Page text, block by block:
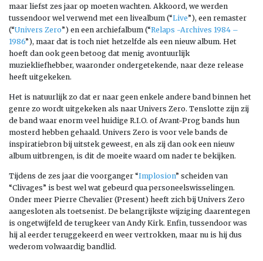
maar liefst zes jaar op moeten wachten. Akkoord, we werden
tussendoor wel verwend met een livealbum (“Live”), een remaster
(“Univers Zero”) en een archiefalbum (“Relaps -Archives 1984 –
1986”), maar dat is toch niet hetzelfde als een nieuw album. Het
hoeft dan ook geen betoog dat menig avontuurlijk
muziekliefhebber, waaronder ondergetekende, naar deze release
heeft uitgekeken.
Het is natuurlijk zo dat er naar geen enkele andere band binnen het
genre zo wordt uitgekeken als naar Univers Zero. Tenslotte zijn zij
de band waar enorm veel huidige R.I.O. of Avant-Prog bands hun
mosterd hebben gehaald. Univers Zero is voor vele bands de
inspiratiebron bij uitstek geweest, en als zij dan ook een nieuw
album uitbrengen, is dit de moeite waard om nader te bekijken.
Tijdens de zes jaar die voorganger “Implosion” scheiden van
“Clivages” is best wel wat gebeurd qua personeelswisselingen.
Onder meer Pierre Chevalier (Present) heeft zich bij Univers Zero
aangesloten als toetsenist. De belangrijkste wijziging daarentegen
is ongetwijfeld de terugkeer van Andy Kirk. Enfin, tussendoor was
hij al eerder teruggekeerd en weer vertrokken, maar nu is hij dus
wederom volwaardig bandlid.